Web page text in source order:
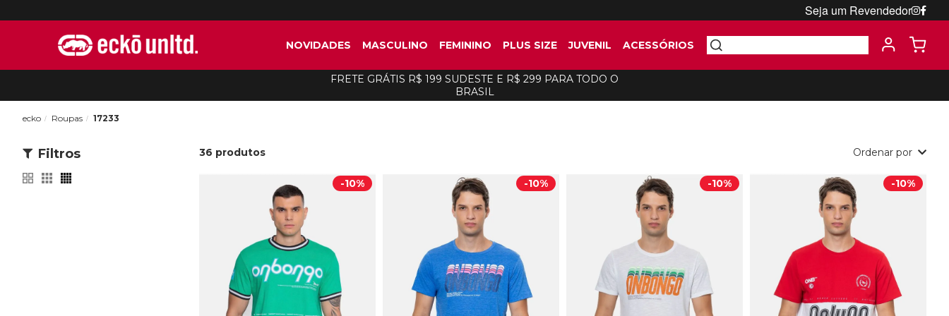
Seja um Revendedor
NOVIDADES MASCULINO FEMININO PLUS SIZE JUVENIL ACESSÓRIOS
FRETE GRÁTIS R$ 199 SUDESTE E R$ 299 PARA TODO O
BRASIL
ecko Roupas 17233
Filtros 36 produtos Ordenar por
-10% -10% -10% -10%